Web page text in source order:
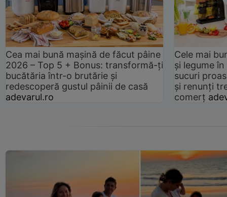
Cea mai bună mașină de făcut pâine
2026 – Top 5 + Bonus: transformă-ți
bucătăria într-o brutărie și
redescoperă gustul pâinii de casă
adevarul.ro
Cele mai
și legume
sucuri
și renunți
comerț